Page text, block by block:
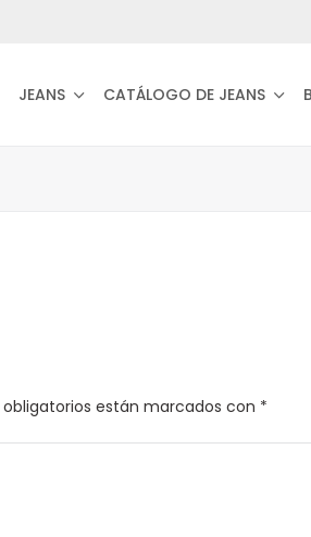
JEANS CATÁLOGO DE JEANS
están marcados con *